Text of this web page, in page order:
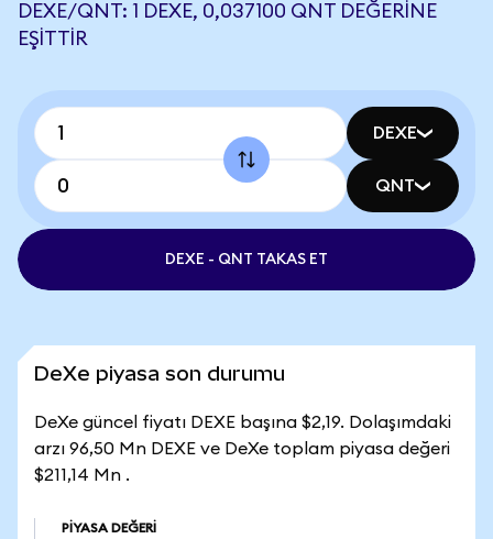
DEXE/QNT: 1 DEXE, 0,037100 QNT DEĞERINE
EŞITTIR
DEXE
QNT
DEXE - QNT TAKAS ET
DeXe piyasa son durumu
DeXe güncel fiyatı DEXE başına $2,19. Dolaşımdaki
arzı 96,50 Mn DEXE ve DeXe toplam piyasa değeri
$211,14 Mn .
PIYASA DEĞERI